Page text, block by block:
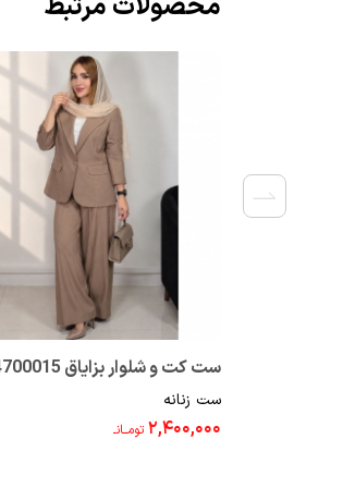
ست کت و شلوار بزایاق 4700015
ست زنانه
۲,۴۰۰,۰۰۰ تومــانـ